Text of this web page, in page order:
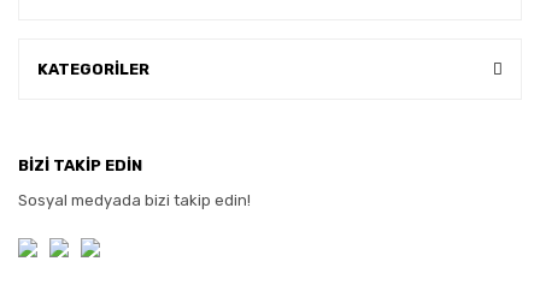
KATEGORİLER
BİZİ TAKİP EDİN
Sosyal medyada bizi takip edin!